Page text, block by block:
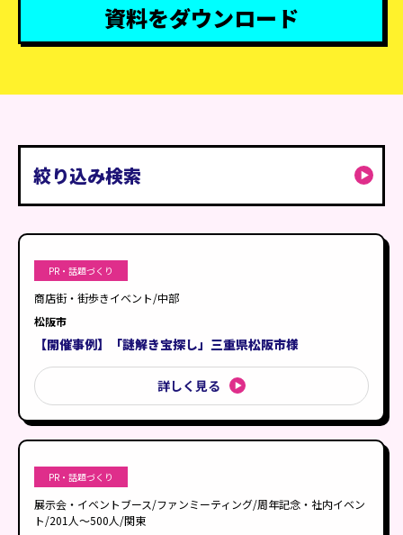
資料をダウンロード
絞り込み検索
回遊・滞在時間の向上事例
集客・プロモーション
利用シーンから探す
展示会・イベントブース
商業施設・百貨店
観光地・レジャースポット
テーマパーク・遊園地
学校行事・教育施設
商店街・街歩きイベント
イベント参加人数
1000人以上
201人〜500人
501人〜1000人
エリア
北海道
東北
関東
近畿
中国
絞り込む
PR・話題づくり
商店街・街歩きイベント/中部
松阪市
【開催事例】「謎解き宝探し」三重県松阪市様
詳しく見る
PR・話題づくり
展示会・イベントブース/ファンミーティング/周年記念・社内イベン
ト/201人〜500人/関東